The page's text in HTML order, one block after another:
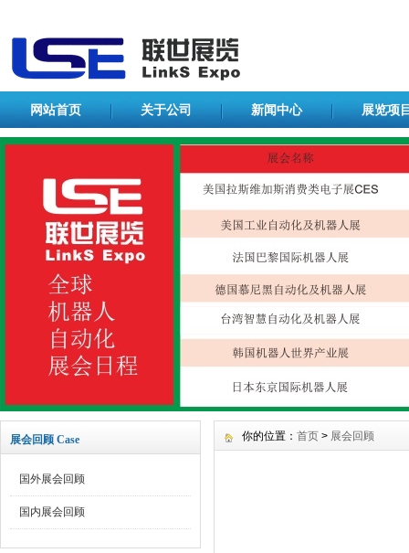
网站首页 关于公司 新闻中心 展览项
展会回顾 Case
国外展会回顾
国内展会回顾
你的位置： 首页 > 展会回顾